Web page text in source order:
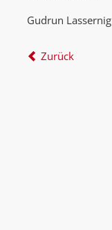
Gudrun Lassernig
Zurück